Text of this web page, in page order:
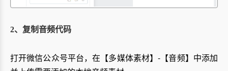
2、复制音频代码
打开微信公众号平台，在【多媒体素材】-【音频】中添加